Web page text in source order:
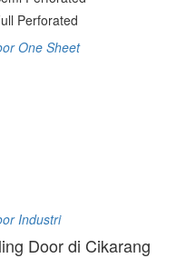
Perforated
One Sheet
Industri
Door di Cikarang